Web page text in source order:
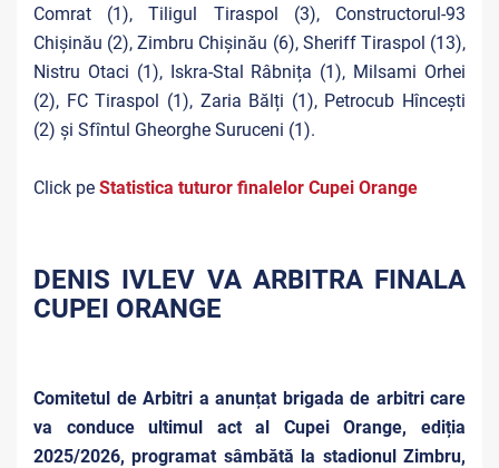
Comrat (1), Tiligul Tiraspol (3), Constructorul-93
Chișinău (2), Zimbru Chișinău (6), Sheriff Tiraspol (13),
Nistru Otaci (1), Iskra-Stal Râbnița (1), Milsami Orhei
(2), FC Tiraspol (1), Zaria Bălți (1), Petrocub Hîncești
(2) și Sfîntul Gheorghe Suruceni (1).
Click pe Statistica tuturor finalelor Cupei Orange
DENIS IVLEV VA ARBITRA FINALA
CUPEI ORANGE
Comitetul de Arbitri a anunțat brigada de arbitri care
va conduce ultimul act al Cupei Orange, ediția
2025/2026, programat sâmbătă la stadionul Zimbru,